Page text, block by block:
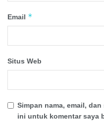
Email *
Situs Web
Simpan nama, email,
ini untuk komentar saya